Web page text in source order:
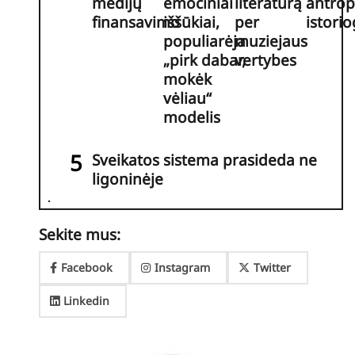
finansavimoiššūkiai,
populiarėja
„pirk dabar,
mokėk
vėliau“
modelis
per
muziejaus
vertybes
Sveikatos sistema prasideda ne
ligoninėje
Sekite mus:
Facebook Instagram Twitter
Linkedin